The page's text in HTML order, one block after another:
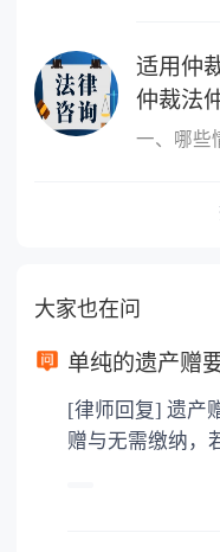
适用仲
仲裁法
大家也在问
单纯的遗产赠
[律师回复] 遗产赠予不一定要缴税。单纯的遗产
赠与无需缴纳，
所得税、契税和